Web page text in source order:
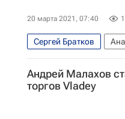
20 марта 2021, 07:40
Сергей Братков
Новости культуры
Андрей Малахов
торгов Vladey